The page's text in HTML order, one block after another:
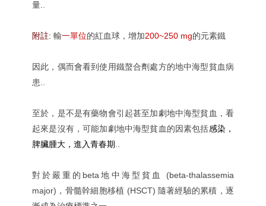
量..
附註: 輸一單位的紅血球，增加200~250 mg的元素鐵
因此，偶而會看到使用鐵螯合劑處方的地中海型貧血病
患..
至於，是不是有藥物會引起甚至加劇地中海型貧血，看
起來是沒有，可能加劇地中海型貧血的因素包括感染 ，
脾臟腫大 ， 進入青春期
對於嚴重的beta地中海型貧血 (beta-thalassemia
major)，骨髓幹細胞移植 (HSCT) 隨著經驗的累積，逐